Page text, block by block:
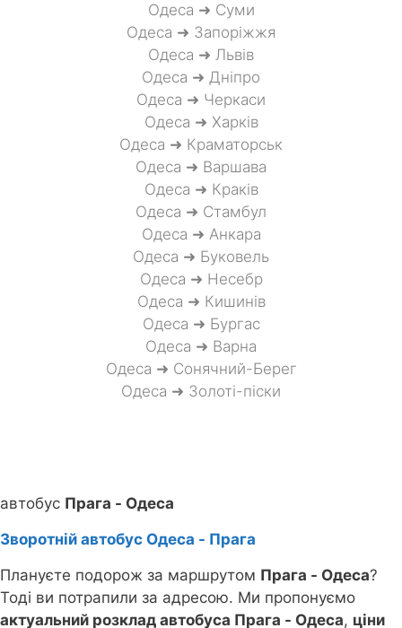
Одеса ➜ Суми
Одеса ➜ Запоріжжя
Одеса ➜ Львів
Одеса ➜ Дніпро
Одеса ➜ Черкаси
Одеса ➜ Харків
Одеса ➜ Краматорськ
Одеса ➜ Варшава
Одеса ➜ Краків
Одеса ➜ Стамбул
Одеса ➜ Анкара
Одеса ➜ Буковель
Одеса ➜ Несебр
Одеса ➜ Кишинів
Одеса ➜ Бургас
Одеса ➜ Варна
Одеса ➜ Сонячний-Берег
Одеса ➜ Золоті-піски
автобус Прага - Одеса
Зворотній автобус Одеса - Прага
Плануєте подорож за маршрутом Прага - Одеса?
Тоді ви потрапили за адресою. Ми пропонуємо
актуальний розклад автобуса Прага - Одеса, ціни